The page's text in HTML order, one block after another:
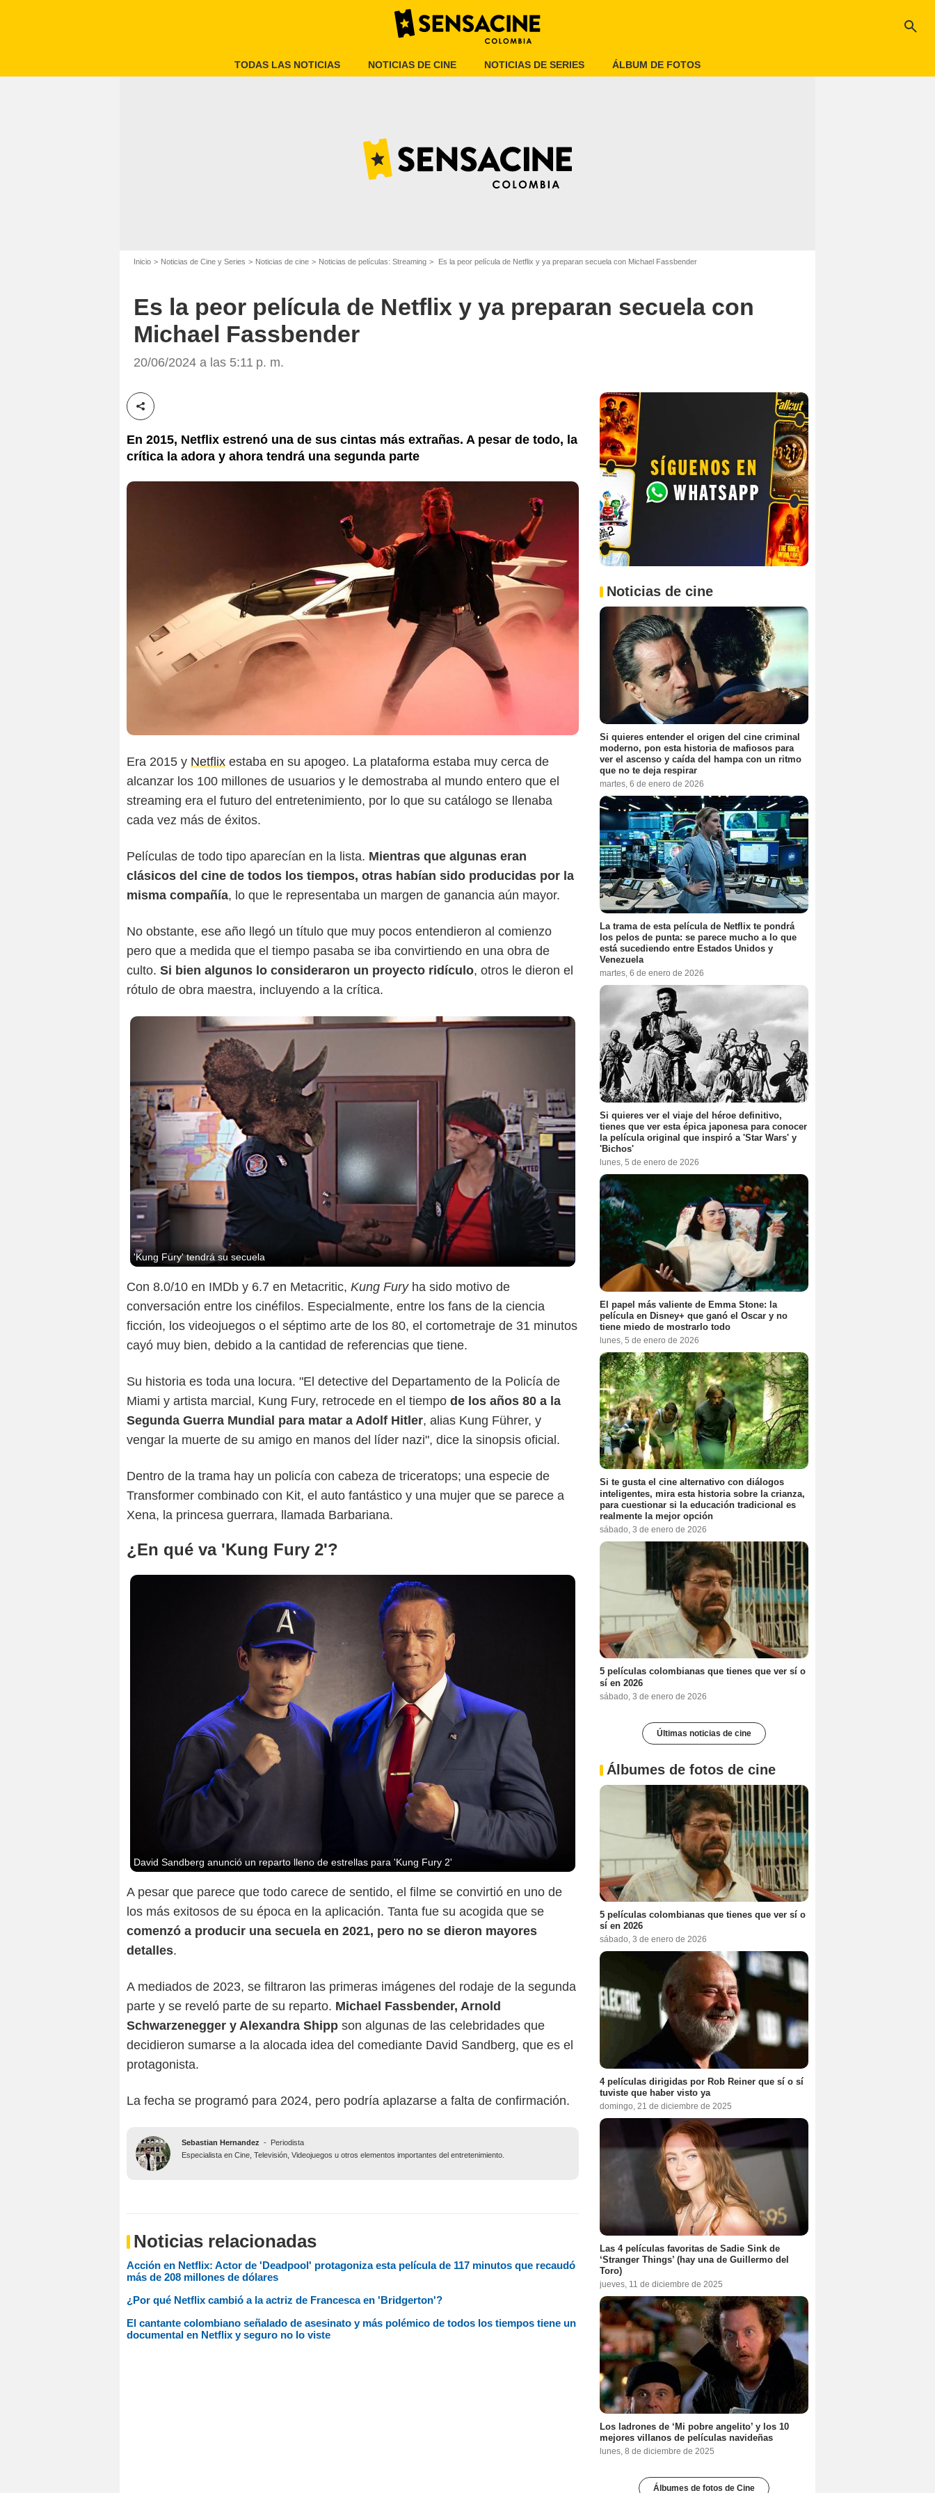
search
TODAS LAS NOTICIAS NOTICIAS DE CINE NOTICIAS DE SERIES ÁLBUM DE FOTOS
Inicio Noticias de Cine y Series Noticias de cine Noticias de películas: Streaming Es la peor película de Netflix y ya preparan secuela con Michael Fassbender
Es la peor película de Netflix y ya preparan secuela con
Michael Fassbender
20/06/2024 a las 5:11 p. m.
Compartir esta noticia
En 2015, Netflix estrenó una de sus cintas más extrañas. A pesar de todo, la
crítica la adora y ahora tendrá una segunda parte
Era 2015 y Netflix estaba en su apogeo. La plataforma estaba muy cerca de
alcanzar los 100 millones de usuarios y le demostraba al mundo entero que el
streaming era el futuro del entretenimiento, por lo que su catálogo se llenaba
cada vez más de éxitos.
Películas de todo tipo aparecían en la lista. Mientras que algunas eran
clásicos del cine de todos los tiempos, otras habían sido producidas por la
misma compañía, lo que le representaba un margen de ganancia aún mayor.
No obstante, ese año llegó un título que muy pocos entendieron al comienzo
pero que a medida que el tiempo pasaba se iba convirtiendo en una obra de
culto. Si bien algunos lo consideraron un proyecto ridículo, otros le dieron el
rótulo de obra maestra, incluyendo a la crítica.
'Kung Fury' tendrá su secuela
Con 8.0/10 en IMDb y 6.7 en Metacritic, Kung Fury ha sido motivo de
conversación entre los cinéfilos. Especialmente, entre los fans de la ciencia
ficción, los videojuegos o el séptimo arte de los 80, el cortometraje de 31 minutos
cayó muy bien, debido a la cantidad de referencias que tiene.
Su historia es toda una locura. "El detective del Departamento de la Policía de
Miami y artista marcial, Kung Fury, retrocede en el tiempo de los años 80 a la
Segunda Guerra Mundial para matar a Adolf Hitler, alias Kung Führer, y
vengar la muerte de su amigo en manos del líder nazi", dice la sinopsis oficial.
Dentro de la trama hay un policía con cabeza de triceratops; una especie de
Transformer combinado con Kit, el auto fantástico y una mujer que se parece a
Xena, la princesa guerrara, llamada Barbariana.
¿En qué va 'Kung Fury 2'?
Instagram
David Sandberg anunció un reparto lleno de estrellas para 'Kung Fury 2'
A pesar que parece que todo carece de sentido, el filme se convirtió en uno de
los más exitosos de su época en la aplicación. Tanta fue su acogida que se
comenzó a producir una secuela en 2021, pero no se dieron mayores
detalles.
A mediados de 2023, se filtraron las primeras imágenes del rodaje de la segunda
parte y se reveló parte de su reparto. Michael Fassbender, Arnold
Schwarzenegger y Alexandra Shipp son algunas de las celebridades que
decidieron sumarse a la alocada idea del comediante David Sandberg, que es el
protagonista.
La fecha se programó para 2024, pero podría aplazarse a falta de confirmación.
Sebastian Hernandez - Periodista
Especialista en Cine, Televisión, Videojuegos u otros elementos importantes del entretenimiento.
Noticias relacionadas
Acción en Netflix: Actor de 'Deadpool' protagoniza esta película de 117 minutos que recaudó
más de 208 millones de dólares
¿Por qué Netflix cambió a la actriz de Francesca en 'Bridgerton'?
El cantante colombiano señalado de asesinato y más polémico de todos los tiempos tiene un
documental en Netflix y seguro no lo viste
Noticias de cine
Si quieres entender el origen del cine criminal
moderno, pon esta historia de mafiosos para
ver el ascenso y caída del hampa con un ritmo
que no te deja respirar
martes, 6 de enero de 2026
La trama de esta película de Netflix te pondrá
los pelos de punta: se parece mucho a lo que
está sucediendo entre Estados Unidos y
Venezuela
martes, 6 de enero de 2026
Si quieres ver el viaje del héroe definitivo,
tienes que ver esta épica japonesa para conocer
la película original que inspiró a 'Star Wars' y
'Bichos'
lunes, 5 de enero de 2026
El papel más valiente de Emma Stone: la
película en Disney+ que ganó el Oscar y no
tiene miedo de mostrarlo todo
lunes, 5 de enero de 2026
Si te gusta el cine alternativo con diálogos
inteligentes, mira esta historia sobre la crianza,
para cuestionar si la educación tradicional es
realmente la mejor opción
sábado, 3 de enero de 2026
5 películas colombianas que tienes que ver sí o
sí en 2026
sábado, 3 de enero de 2026
Últimas noticias de cine
Álbumes de fotos de cine
5 películas colombianas que tienes que ver sí o
sí en 2026
sábado, 3 de enero de 2026
4 películas dirigidas por Rob Reiner que sí o sí
tuviste que haber visto ya
domingo, 21 de diciembre de 2025
Las 4 películas favoritas de Sadie Sink de
‘Stranger Things’ (hay una de Guillermo del
Toro)
jueves, 11 de diciembre de 2025
Los ladrones de ‘Mi pobre angelito’ y los 10
mejores villanos de películas navideñas
lunes, 8 de diciembre de 2025
Álbumes de fotos de Cine